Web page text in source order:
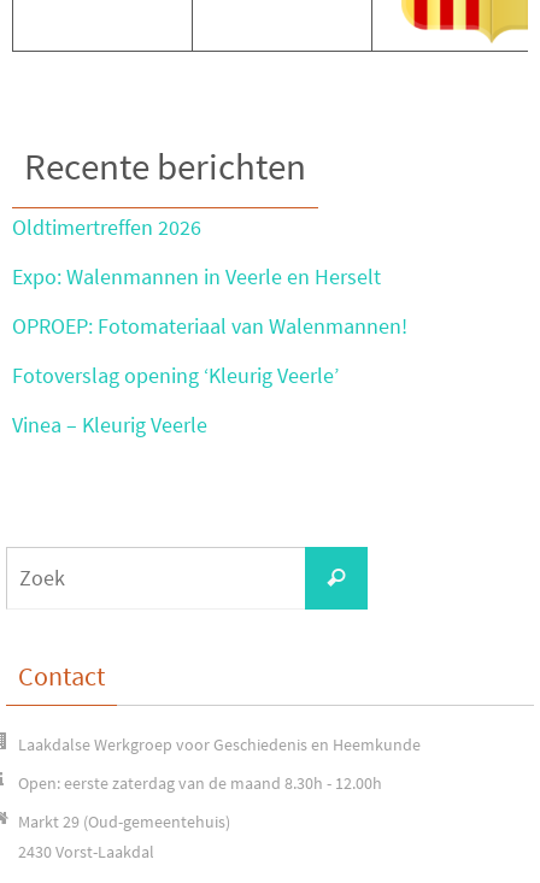
Recente berichten
Oldtimertreffen 2026
Expo: Walenmannen in Veerle en Herselt
OPROEP: Fotomateriaal van Walenmannen!
Fotoverslag opening ‘Kleurig Veerle’
Vinea – Kleurig Veerle
Zoek
Contact
Laakdalse Werkgroep voor Geschiedenis en Heemkunde
Open: eerste zaterdag van de maand 8.30h - 12.00h
Markt 29 (Oud-gemeentehuis)
2430 Vorst-Laakdal